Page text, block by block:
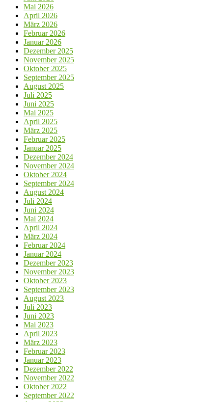
Mai 2026
April 2026
März 2026
Februar 2026
Januar 2026
Dezember 2025
November 2025
Oktober 2025
September 2025
August 2025
Juli 2025
Juni 2025
Mai 2025
April 2025
März 2025
Februar 2025
Januar 2025
Dezember 2024
November 2024
Oktober 2024
September 2024
August 2024
Juli 2024
Juni 2024
Mai 2024
April 2024
März 2024
Februar 2024
Januar 2024
Dezember 2023
November 2023
Oktober 2023
September 2023
August 2023
Juli 2023
Juni 2023
Mai 2023
April 2023
März 2023
Februar 2023
Januar 2023
Dezember 2022
November 2022
Oktober 2022
September 2022